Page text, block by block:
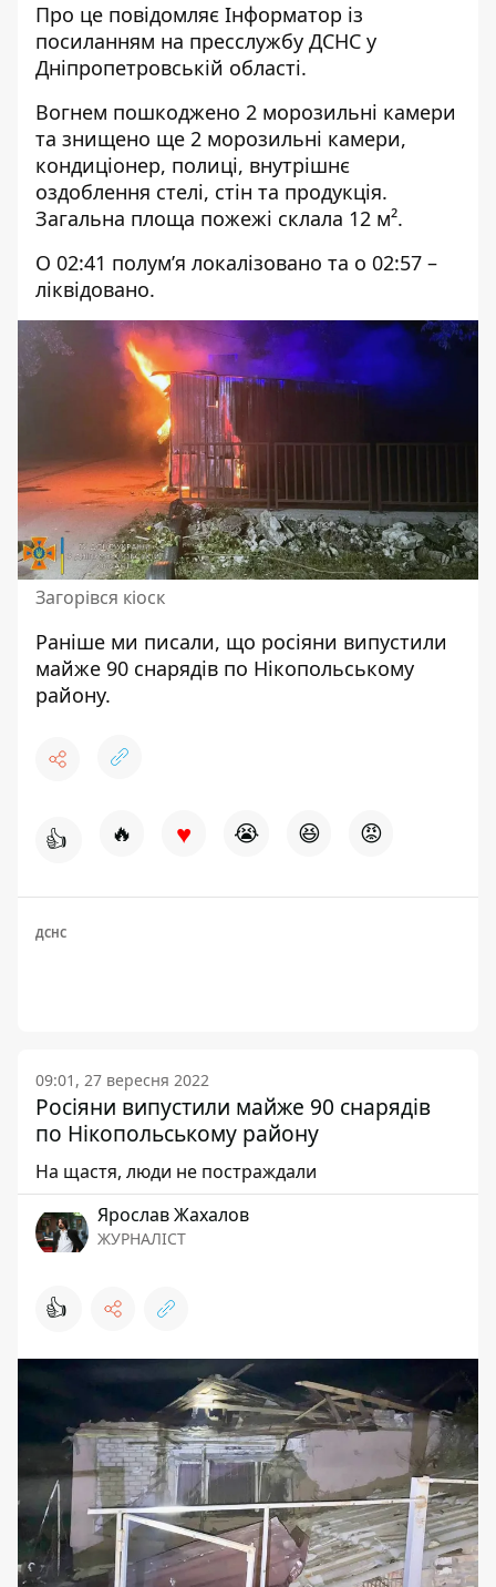
Про це повідомляє Інформатор із
посиланням на пресслужбу ДСНС у
Дніпропетровській області.
Вогнем пошкоджено 2 морозильні камери
та знищено ще 2 морозильні камери,
кондиціонер, полиці, внутрішнє
оздоблення стелі, стін та продукція.
Загальна площа пожежі склала 12 м².
О 02:41 полум’я локалізовано та о 02:57 –
ліквідовано.
Загорівся кіоск
Раніше ми писали, що росіяни випустили
майже 90 cнарядів по Нікопольському
району.
👍 🔥 ♥ 😭 😆 😡
ДСНС
09:01, 27 вересня 2022
Росіяни випустили майже 90 cнарядів
по Нікопольському району
На щастя, люди не постраждали
Ярослав Жахалов
ЖУРНАЛІСТ
👍